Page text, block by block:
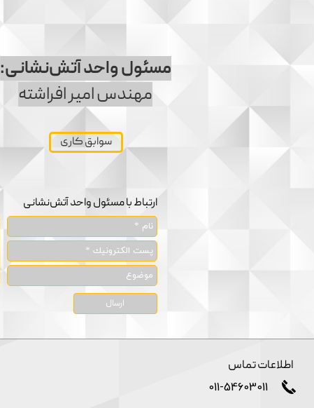
سوابق کاری
مسئول واحد آتش‌نشانی:
مهندس امیر افراشته
ارتباط با مسئول واحد آتش‌نشانی
ارسال
اطلاعات تماس
011-54603011